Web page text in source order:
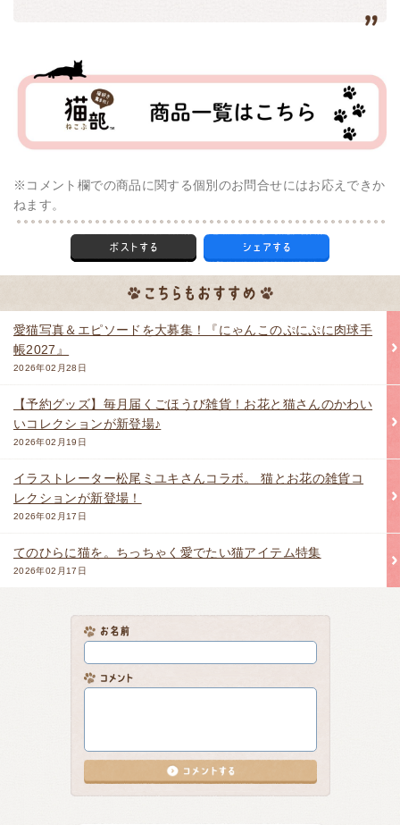
※コメント欄での商品に関する個別のお問合せにはお応えできか
ねます。
愛猫写真＆エピソードを大募集！『にゃんこのぷにぷに肉球手
帳2027』
2026年02月28日
【予約グッズ】毎月届くごほうび雑貨！お花と猫さんのかわい
いコレクションが新登場♪
2026年02月19日
イラストレーター松尾ミユキさんコラボ。 猫とお花の雑貨コ
レクションが新登場！
2026年02月17日
てのひらに猫を。ちっちゃく愛でたい猫アイテム特集
2026年02月17日